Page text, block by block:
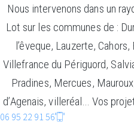
Nous intervenons dans un
Lot sur les communes de :
l’êveque, Lauzerte,
Villefrance du Périguord,
Pradines, Mercues,
d’Agenais, villeréal… Vos
06 95 22 91 56